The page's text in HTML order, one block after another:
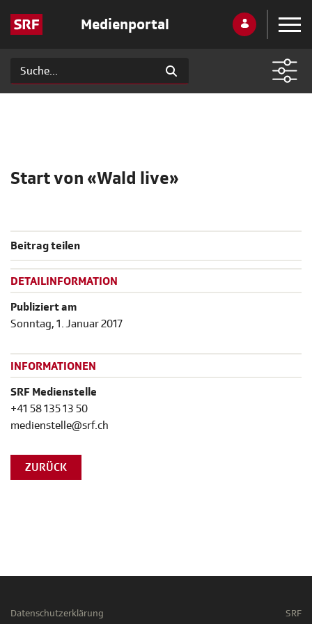
Medienportal
Start von «Wald live»
Beitrag teilen
DETAILINFORMATION
Publiziert am
Sonntag, 1. Januar 2017
INFORMATIONEN
SRF Medienstelle
+41 58 135 13 50
medienstelle@srf.ch
ZURÜCK
Datenschutzerklärung SRF